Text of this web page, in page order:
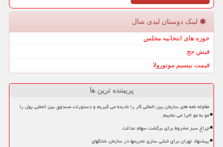
لینک دوستان لیدی شال
حوزه های انتخابیه مجلس
فیش حج
قیمت بیسیم موتورولا
پربیننده ترین ها
مقاوله نامه های سازمان بین المللی کار را نادیده می گیریم و دستورات صندوق بین المللی پول را
مو به مو اجرا می نماییم
چراغ سبز مشروط برای برگشت سهام عدالت
پیشنهاد تهران برای خنثی سازی تحریمها در سازمان شانگهای